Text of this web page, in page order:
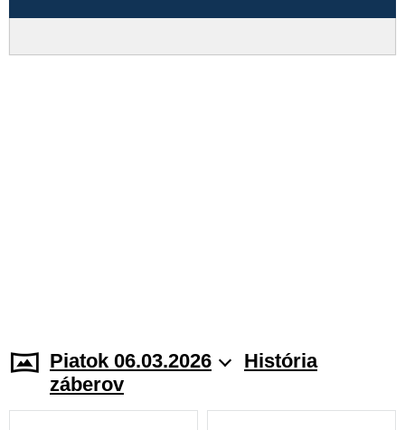
Piatok 06.03.2026
História
záberov